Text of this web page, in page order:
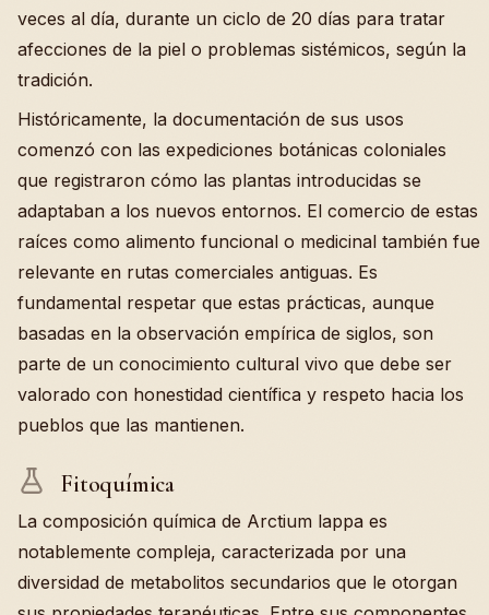
veces al día, durante un ciclo de 20 días para tratar
afecciones de la piel o problemas sistémicos, según la
tradición.
Históricamente, la documentación de sus usos
comenzó con las expediciones botánicas coloniales
que registraron cómo las plantas introducidas se
adaptaban a los nuevos entornos. El comercio de estas
raíces como alimento funcional o medicinal también fue
relevante en rutas comerciales antiguas. Es
fundamental respetar que estas prácticas, aunque
basadas en la observación empírica de siglos, son
parte de un conocimiento cultural vivo que debe ser
valorado con honestidad científica y respeto hacia los
pueblos que las mantienen.
Fitoquímica
La composición química de Arctium lappa es
notablemente compleja, caracterizada por una
diversidad de metabolitos secundarios que le otorgan